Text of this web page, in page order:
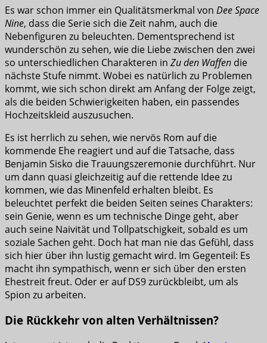
Es war schon immer ein Qualitätsmerkmal von Dee Space
Nine, dass die Serie sich die Zeit nahm, auch die
Nebenfiguren zu beleuchten. Dementsprechend ist
wunderschön zu sehen, wie die Liebe zwischen den zwei
so unterschiedlichen Charakteren in Zu den Waffen die
nächste Stufe nimmt. Wobei es natürlich zu Problemen
kommt, wie sich schon direkt am Anfang der Folge zeigt,
als die beiden Schwierigkeiten haben, ein passendes
Hochzeitskleid auszusuchen.
Es ist herrlich zu sehen, wie nervös Rom auf die
kommende Ehe reagiert und auf die Tatsache, dass
Benjamin Sisko die Trauungszeremonie durchführt. Nur
um dann quasi gleichzeitig auf die rettende Idee zu
kommen, wie das Minenfeld erhalten bleibt. Es
beleuchtet perfekt die beiden Seiten seines Charakters:
sein Genie, wenn es um technische Dinge geht, aber
auch seine Naivität und Tollpatschigkeit, sobald es um
soziale Sachen geht. Doch hat man nie das Gefühl, dass
sich hier über ihn lustig gemacht wird. Im Gegenteil: Es
macht ihn sympathisch, wenn er sich über den ersten
Ehestreit freut. Oder er auf DS9 zurückbleibt, um als
Spion zu arbeiten.
Die Rückkehr von alten Verhältnissen?